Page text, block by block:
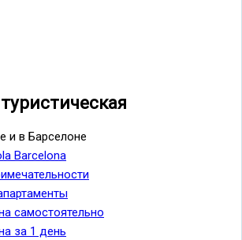
и в Барселоне
Barcelona
самостоятельно
за 1 день